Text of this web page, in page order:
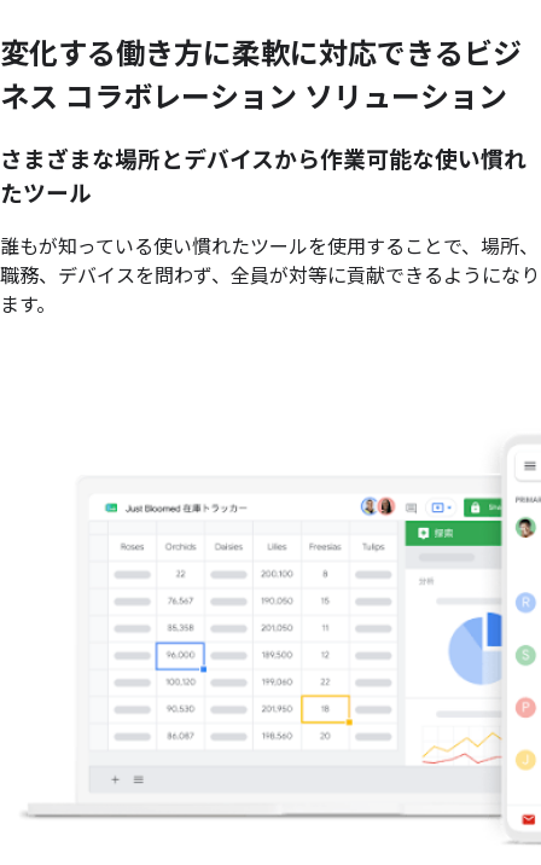
変化する働き方に柔軟に対応できる ビジ
ネス コラボレーション ソリューション
さまざまな場所とデバイスから作業可能な使い慣れ
たツール
誰もが知っている使い慣れたツールを使用することで、場所、
職務、デバイスを問わず、全員が対等に貢献できるようになり
ます。